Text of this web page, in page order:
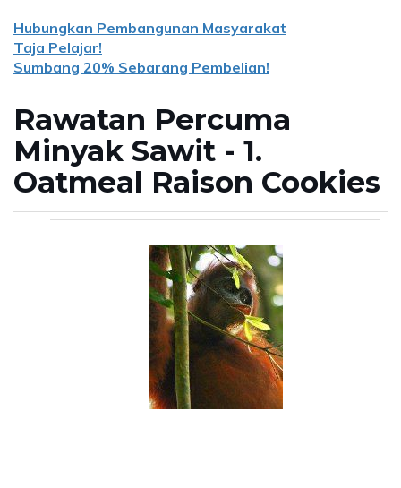
Hubungkan Pembangunan Masyarakat
Taja Pelajar!
Sumbang 20% ​​Sebarang Pembelian!
Rawatan Percuma
Minyak Sawit - 1.
Oatmeal Raison Cookies